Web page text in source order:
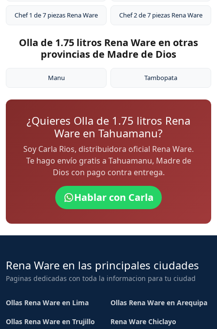
Chef 1 de 7 piezas Rena Ware Chef 2 de 7 piezas Rena Ware
Olla de 1.75 litros Rena Ware en otras
provincias de Madre de Dios
Manu Tambopata
¿Quieres Olla de 1.75 litros Rena
Ware en Tahuamanu?
Soy Carla Rios, distribuidora oficial Rena Ware.
Te hago envío gratis a Tahuamanu, Madre de
Dios con pago contra entrega.
Hablar con Carla
Rena Ware en las principales ciudades
Paginas dedicadas con toda la informacion para tu ciudad
Ollas Rena Ware en Lima Ollas Rena Ware en Arequipa
Ollas Rena Ware en Trujillo Rena Ware Chiclayo